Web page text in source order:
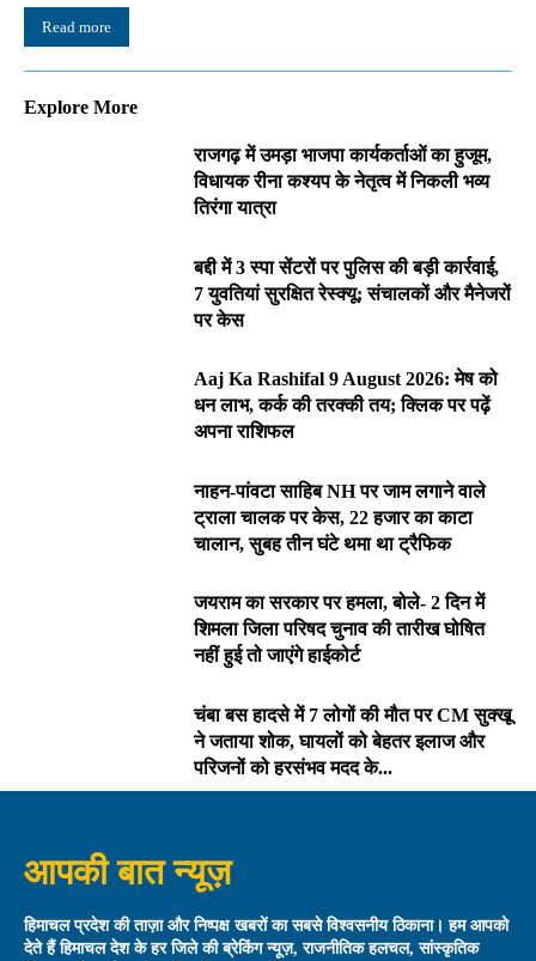
Read more
Explore More
राजगढ़ में उमड़ा भाजपा कार्यकर्ताओं का हुजूम,
विधायक रीना कश्यप के नेतृत्व में निकली भव्य
तिरंगा यात्रा
बद्दी में 3 स्पा सेंटरों पर पुलिस की बड़ी कार्रवाई,
7 युवतियां सुरक्षित रेस्क्यू; संचालकों और मैनेजरों
पर केस
Aaj Ka Rashifal 9 August 2026: मेष को
धन लाभ, कर्क की तरक्की तय; क्लिक पर पढ़ें
अपना राशिफल
नाहन-पांवटा साहिब NH पर जाम लगाने वाले
ट्राला चालक पर केस, 22 हजार का काटा
चालान, सुबह तीन घंटे थमा था ट्रैफिक
जयराम का सरकार पर हमला, बोले- 2 दिन में
शिमला जिला परिषद चुनाव की तारीख घोषित
नहीं हुई तो जाएंगे हाईकोर्ट
चंबा बस हादसे में 7 लोगों की मौत पर CM सुक्खू
ने जताया शोक, घायलों को बेहतर इलाज और
परिजनों को हरसंभव मदद के...
आपकी बात न्यूज़
हिमाचल प्रदेश की ताज़ा और निष्पक्ष खबरों का सबसे विश्वसनीय ठिकाना। हम आपको
देते हैं हिमाचल देश के हर जिले की ब्रेकिंग न्यूज़, राजनीतिक हलचल, सांस्कृतिक